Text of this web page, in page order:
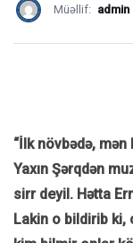
Müəllif: admin
“İlk növbədə,
Yaxın Şərqdən
sirr deyil. Hətta
Lakin o bildirib ki,